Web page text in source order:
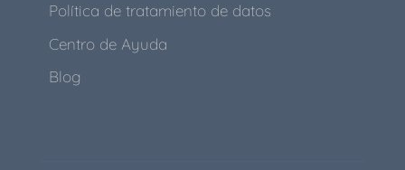
Política de tratamiento de datos
Centro de Ayuda
Blog